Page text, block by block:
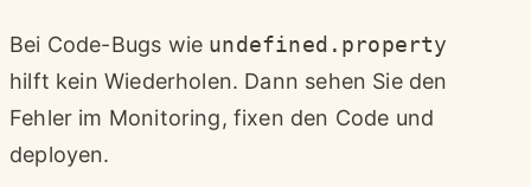
Bei Code-Bugs wie undefined.property
hilft kein Wiederholen. Dann sehen Sie den
Fehler im Monitoring, fixen den Code und
deployen.